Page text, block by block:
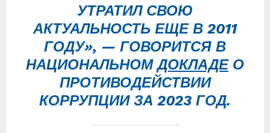
УТРАТИЛ СВОЮ
АКТУАЛЬНОСТЬ ЕЩЕ В 2011
ГОДУ», — ГОВОРИТСЯ В
НАЦИОНАЛЬНОМДОКЛАДЕО
ПРОТИВОДЕЙСТВИИ
КОРРУПЦИИ ЗА 2023 ГОД.